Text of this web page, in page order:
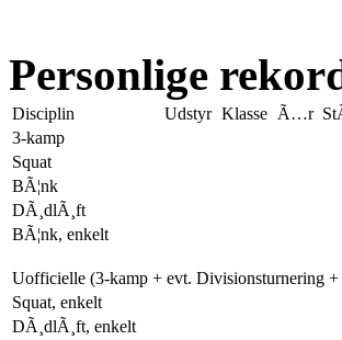
Personlige
Disciplin Udstyr Klasse Ã…r
3-kamp
Squat
BÃ¦nk
DÃ¸dlÃ¸ft
BÃ¦nk, enkelt
Uofficielle (3-kamp + evt. Divisionsturnering
Squat, enkelt
DÃ¸dlÃ¸ft, enkelt